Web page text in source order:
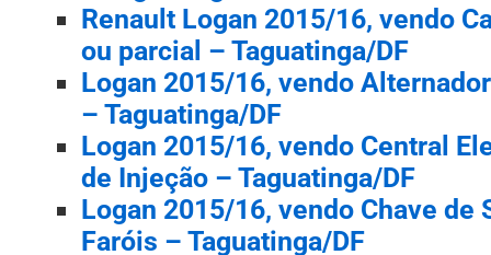
Renault Logan 2015/16, vendo
ou parcial – Taguatinga/DF
Logan 2015/16, vendo
– Taguatinga/DF
Logan 2015/16, vendo Central
de Injeção – Taguatinga/DF
Logan 2015/16, vendo Chave de
Faróis – Taguatinga/DF